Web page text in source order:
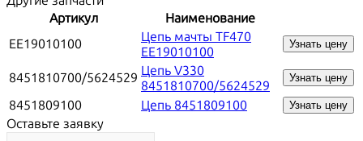
Артикул
Наименование
EE19010100
Цепь мачты TF470
EE19010100
Узнать цену
8451810700/5624529 Цепь V330
8451810700/5624529
Узнать цену
8451809100 Цепь 8451809100 Узнать цену
Оставьте заявку